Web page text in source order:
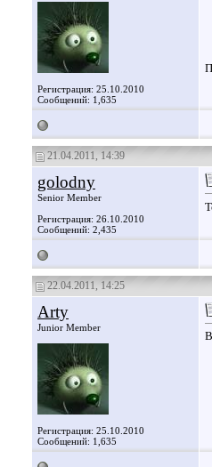
Регистрация: 25.10.2010
Сообщений: 1,635
21.04.2011, 14:39
golodny
Senior Member
Регистрация: 26.10.2010
Сообщений: 2,435
22.04.2011, 14:25
Arty
Junior Member
Регистрация: 25.10.2010
Сообщений: 1,635